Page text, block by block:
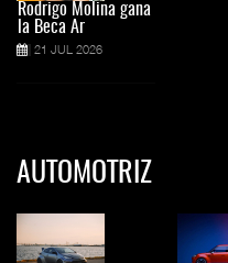
Rodrigo Molina gana
la Beca Ar
21 JUL 2026
AUTOMOTRIZ